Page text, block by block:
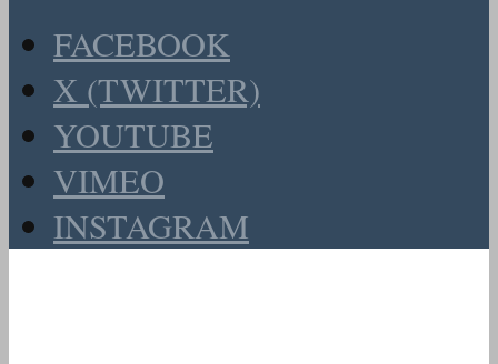
FACEBOOK
X (TWITTER)
YOUTUBE
VIMEO
INSTAGRAM